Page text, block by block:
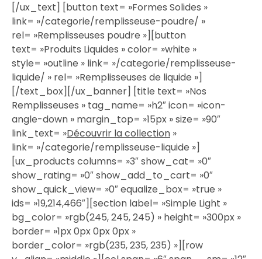
[/ux_text] [button text= »Formes Solides »
link= »/categorie/remplisseuse-poudre/ »
rel= »Remplisseuses poudre »][button
text= »Produits Liquides » color= »white »
style= »outline » link= »/categorie/remplisseuse-
liquide/ » rel= »Remplisseuses de liquide »]
[/text_box][/ux_banner] [title text= »Nos
Remplisseuses » tag_name= »h2″ icon= »icon-
angle-down » margin_top= »15px » size= »90″
link_text= »Découvrir la collection »
link= »/categorie/remplisseuse-liquide »]
[ux_products columns= »3″ show_cat= »0″
show_rating= »0″ show_add_to_cart= »0″
show_quick_view= »0″ equalize_box= »true »
ids= »19,214,466″][section label= »Simple Light »
bg_color= »rgb(245, 245, 245) » height= »300px »
border= »1px 0px 0px 0px »
border_color= »rgb(235, 235, 235) »][row